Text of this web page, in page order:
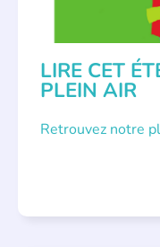
LIRE CET
PLEIN AIR
Retrouvez notre